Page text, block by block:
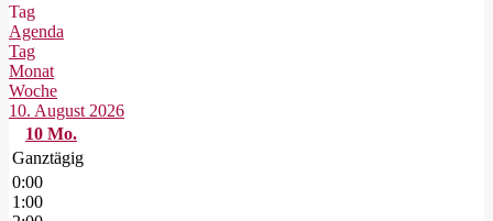
Tag
Agenda
Tag
Monat
Woche
10. August 2026
10 Mo.
Ganztägig
0:00
1:00